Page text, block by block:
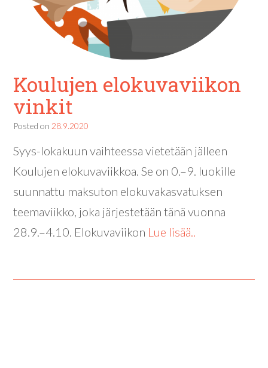
Koulujen elokuvaviikon
vinkit
Posted on 28.9.2020
Syys-lokakuun vaihteessa vietetään jälleen
Koulujen elokuvaviikkoa. Se on 0.–9. luokille
suunnattu maksuton elokuvakasvatuksen
teemaviikko, joka järjestetään tänä vuonna
28.9.–4.10. Elokuvaviikon Lue lisää..